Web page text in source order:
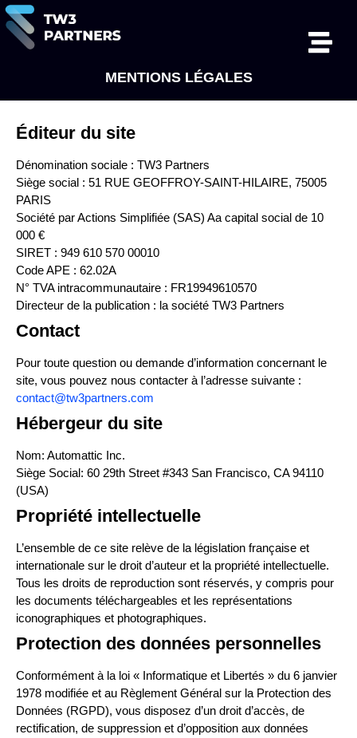
MENTIONS LÉGALES
Éditeur du site
Dénomination sociale : TW3 Partners
Siège social : 51 RUE GEOFFROY-SAINT-HILAIRE, 75005
PARIS
Société par Actions Simplifiée (SAS) Aa capital social de 10
000 €
SIRET : 949 610 570 00010
Code APE : 62.02A
N° TVA intracommunautaire : FR19949610570
Directeur de la publication : la société TW3 Partners
Contact
Pour toute question ou demande d’information concernant le
site, vous pouvez nous contacter à l’adresse suivante :
contact@tw3partners.com
Hébergeur du site
Nom: Automattic Inc.
Siège Social: 60 29th Street #343 San Francisco, CA 94110
(USA)
Propriété intellectuelle
L’ensemble de ce site relève de la législation française et
internationale sur le droit d’auteur et la propriété intellectuelle.
Tous les droits de reproduction sont réservés, y compris pour
les documents téléchargeables et les représentations
iconographiques et photographiques.
Protection des données personnelles
Conformément à la loi « Informatique et Libertés » du 6 janvier
1978 modifiée et au Règlement Général sur la Protection des
Données (RGPD), vous disposez d’un droit d’accès, de
rectification, de suppression et d’opposition aux données